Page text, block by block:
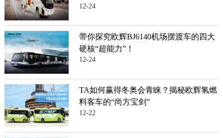
12-24
带你探究欧辉BJ6140机场摆渡车的四大
硬核“超能力”！
12-24
TA如何赢得冬奥会青睐？揭秘欧辉氢燃
料客车的“尚方宝剑”
12-22